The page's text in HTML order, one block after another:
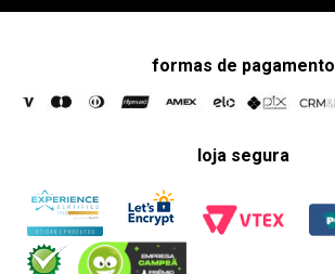
formas de pagamento
loja segura